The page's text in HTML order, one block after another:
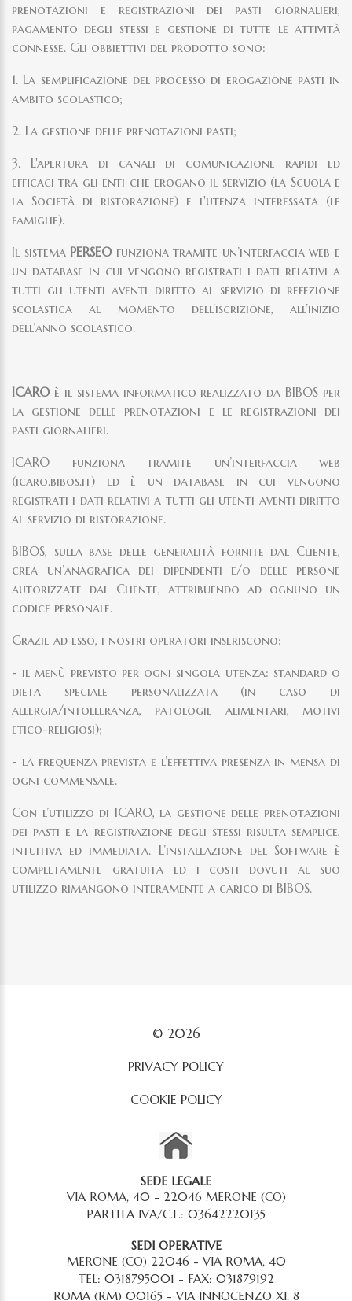
prenotazioni e registrazioni dei pasti giornalieri,
pagamento degli stessi e gestione di tutte le attività
connesse. Gli obbiettivi del prodotto sono:
1. La semplificazione del processo di erogazione pasti in
ambito scolastico;
2. La gestione delle prenotazioni pasti;
3. L'apertura di canali di comunicazione rapidi ed
efficaci tra gli enti che erogano il servizio (la Scuola e
la Società di ristorazione) e l'utenza interessata (le
famiglie).
Il sistema PERSEO funziona tramite un’interfaccia web e
un database in cui vengono registrati i dati relativi a
tutti gli utenti aventi diritto al servizio di refezione
scolastica al momento dell’iscrizione, all’inizio
dell’anno scolastico.
ICARO è il sistema informatico realizzato da BIBOS per
la gestione delle prenotazioni e le registrazioni dei
pasti giornalieri.
ICARO funziona tramite un’interfaccia web
(icaro.bibos.it) ed è un database in cui vengono
registrati i dati relativi a tutti gli utenti aventi diritto
al servizio di ristorazione.
BIBOS, sulla base delle generalità fornite dal Cliente,
crea un’anagrafica dei dipendenti e/o delle persone
autorizzate dal Cliente, attribuendo ad ognuno un
codice personale.
Grazie ad esso, i nostri operatori inseriscono:
- il menù previsto per ogni singola utenza: standard o
dieta speciale personalizzata (in caso di
allergia/intolleranza, patologie alimentari, motivi
etico-religiosi);
- la frequenza prevista e l’effettiva presenza in mensa di
ogni commensale.
Con l’utilizzo di ICARO, la gestione delle prenotazioni
dei pasti e la registrazione degli stessi risulta semplice,
intuitiva ed immediata. L’installazione del Software è
completamente gratuita ed i costi dovuti al suo
utilizzo rimangono interamente a carico di BIBOS.
© 2026
PRIVACY POLICY
COOKIE POLICY
SEDE LEGALE
VIA ROMA, 40 - 22046 MERONE (CO)
PARTITA IVA/C.F.: 03642220135
SEDI OPERATIVE
MERONE (CO) 22046 - VIA ROMA, 40
TEL: 0318795001 - FAX: 031879192
ROMA (RM) 00165 - VIA INNOCENZO XI, 8